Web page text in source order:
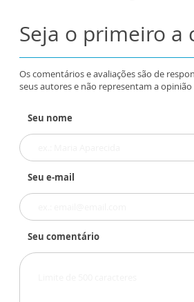
Seja o primeiro a
Os comentários e avaliações são de
seus autores e não representam a
Seu nome
Seu e-mail
Seu comentário